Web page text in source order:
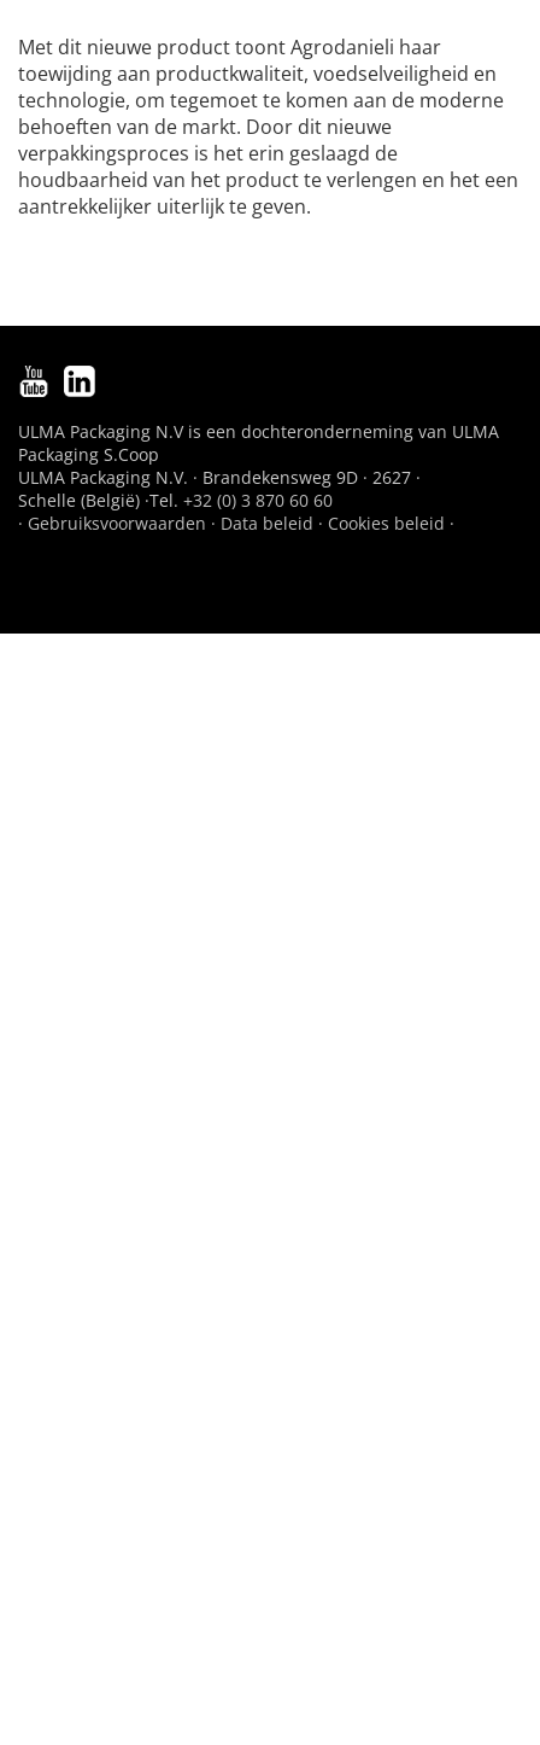
Met dit nieuwe product toont Agrodanieli haar
toewijding aan productkwaliteit, voedselveiligheid en
technologie, om tegemoet te komen aan de moderne
behoeften van de markt. Door dit nieuwe
verpakkingsproces is het erin geslaagd de
houdbaarheid van het product te verlengen en het een
aantrekkelijker uiterlijk te geven.
ULMA Packaging N.V is een dochteronderneming van ULMA
Packaging S.Coop
ULMA Packaging N.V. · Brandekensweg 9D · 2627 ·
Schelle (België) ·Tel. +32 (0) 3 870 60 60
· Gebruiksvoorwaarden · Data beleid · Cookies beleid ·